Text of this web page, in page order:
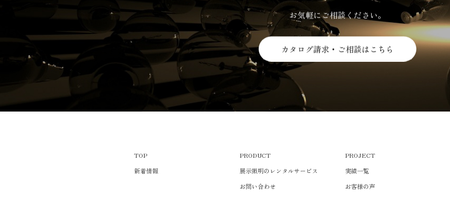
お気軽にご相談ください。
カタログ請求・ご相談はこちら
TOP
新着情報
PRODUCT
展示照明のレンタルサービス
お問い合わせ
PROJECT
実績一覧
お客様の声